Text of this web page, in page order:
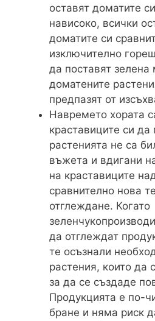
оставят доматите
нависоко, всички
доматите си
изключително
да поставят
доматените
предпазят от
Навремето хората
краставиците си да
растенията не са
въжета и вдигани
на краставиците
сравнително нова
отглеждане. Когато
да отглеждат
те осъзнали
растения, които да
за да се създаде
Продукцията е по-
бране и няма риск